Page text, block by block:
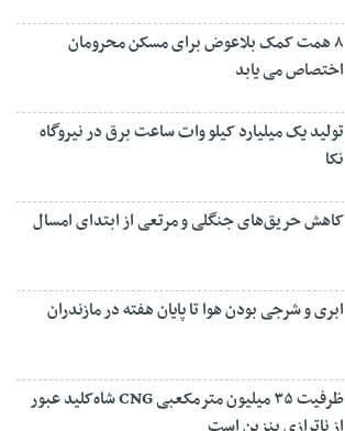
۸ همت کمک بلاعوض برای مسکن محرومان
اختصاص می یابد
تولید یک میلیارد کیلو وات ساعت برق در نیروگاه
نکا
کاهش حریق‌های جنگلی و مرتعی از ابتدای امسال
ابری و شرجی بودن هوا تا پایان هفته در مازندران
ظرفیت ۳۵ میلیون مترمکعبی CNG شاه‌کلید عبور